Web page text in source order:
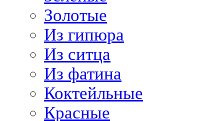
Золотые
Из гипюра
Из ситца
Из фатина
Коктейльные
Красные